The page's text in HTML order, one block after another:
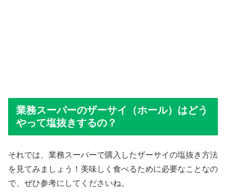
業務スーパーのザーサイ（ホール）はどう
やって塩抜きするの？
それでは、業務スーパーで購入したザーサイの塩抜き方法
を見てみましょう！美味しく食べるために必要なことなの
で、ぜひ参考にしてくださいね。